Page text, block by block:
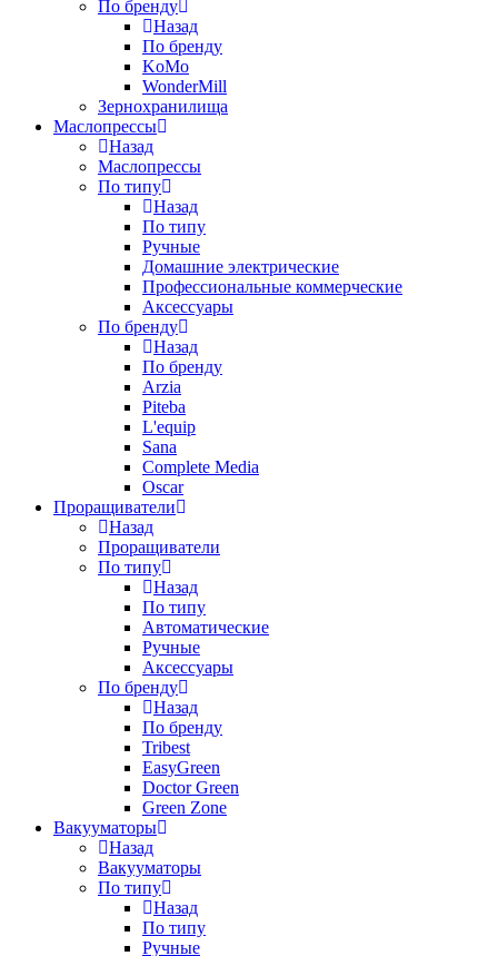
По бренду
Назад
По бренду
KoMo
WonderMill
Зернохранилища
Маслопрессы
Назад
Маслопрессы
По типу
Назад
По типу
Ручные
Домашние электрические
Профессиональные коммерческие
Аксессуары
По бренду
Назад
По бренду
Arzia
Piteba
L'equip
Sana
Complete Media
Oscar
Проращиватели
Назад
Проращиватели
По типу
Назад
По типу
Автоматические
Ручные
Аксессуары
По бренду
Назад
По бренду
Tribest
EasyGreen
Doctor Green
Green Zone
Вакууматоры
Назад
Вакууматоры
По типу
Назад
По типу
Ручные